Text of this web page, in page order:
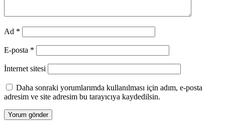
Ad *
E-posta *
İnternet sitesi
Daha sonraki yorumlarımda kullanılması için adım, e-posta
adresim ve site adresim bu tarayıcıya kaydedilsin.